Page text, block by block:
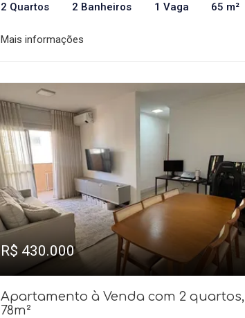
2 Quartos 2 Banheiros 1 Vaga 65 m²
Mais informações
R$ 430.000
Apartamento à Venda com 2 quartos,
78m²